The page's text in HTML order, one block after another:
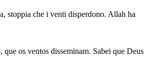
stoppia che i venti disperdono. Allah ha
que os ventos disseminam. Sabei que Deus